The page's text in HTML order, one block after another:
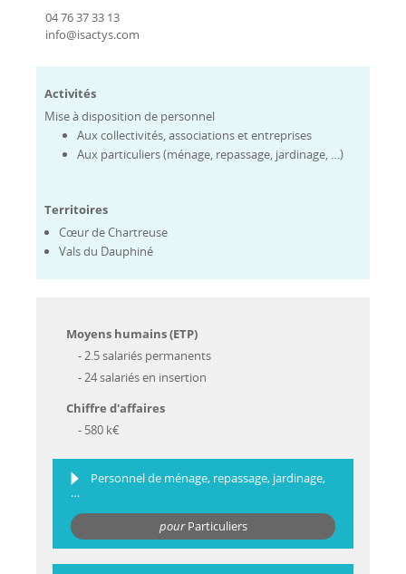
04 76 37 33 13
info@isactys.com
Activités
Mise à disposition de personnel
Aux collectivités, associations et entreprises
Aux particuliers (ménage, repassage, jardinage, …)
Territoires
Cœur de Chartreuse
Vals du Dauphiné
Moyens humains (ETP)
- 2.5 salariés permanents
- 24 salariés en insertion
Chiffre d'affaires
- 580 k€
Personnel de ménage, repassage, jardinage,
…
pourParticuliers